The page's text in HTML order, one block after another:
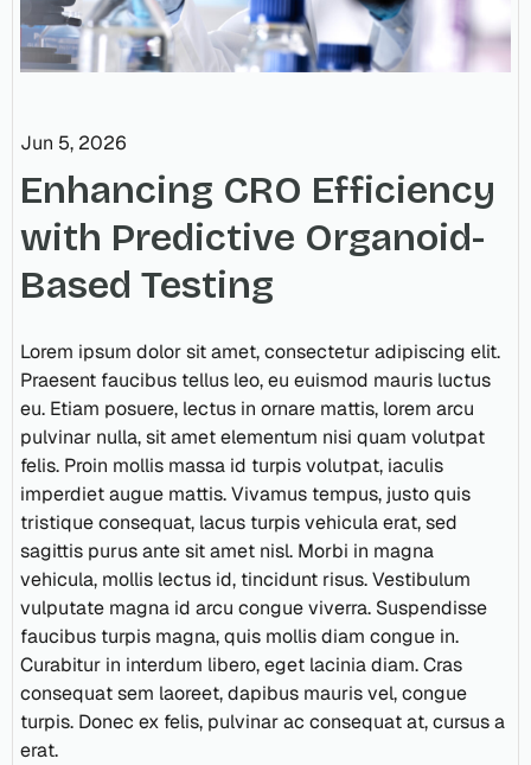
Jun 5, 2026
Enhancing CRO Efficiency
with Predictive Organoid-
Based Testing
Lorem ipsum dolor sit amet, consectetur adipiscing elit.
Praesent faucibus tellus leo, eu euismod mauris luctus
eu. Etiam posuere, lectus in ornare mattis, lorem arcu
pulvinar nulla, sit amet elementum nisi quam volutpat
felis. Proin mollis massa id turpis volutpat, iaculis
imperdiet augue mattis. Vivamus tempus, justo quis
tristique consequat, lacus turpis vehicula erat, sed
sagittis purus ante sit amet nisl. Morbi in magna
vehicula, mollis lectus id, tincidunt risus. Vestibulum
vulputate magna id arcu congue viverra. Suspendisse
faucibus turpis magna, quis mollis diam congue in.
Curabitur in interdum libero, eget lacinia diam. Cras
consequat sem laoreet, dapibus mauris vel, congue
turpis. Donec ex felis, pulvinar ac consequat at, cursus a
erat.